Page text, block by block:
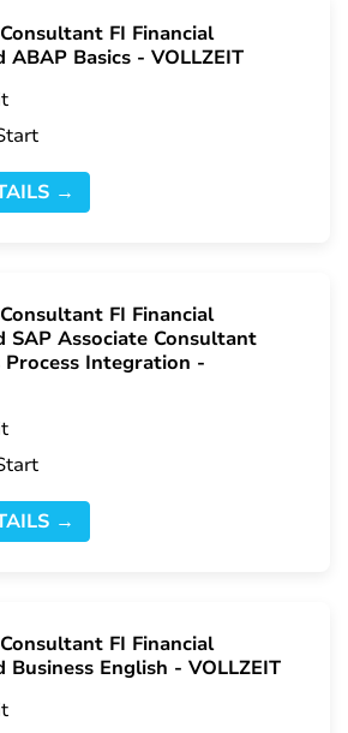
FI Financial
Basics - VOLLZEIT
→
FI Financial
SAP Associate Consultant
Process Integration -
→
FI Financial
English - VOLLZEIT